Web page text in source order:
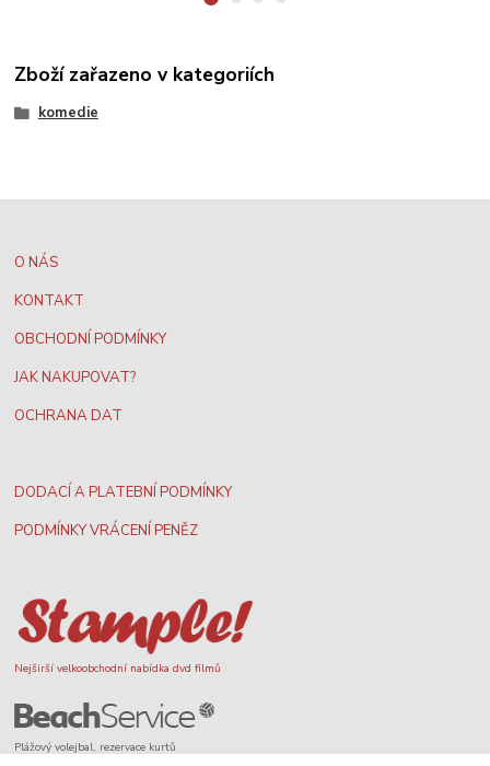
Zboží zařazeno v kategoriích
komedie
O NÁS
KONTAKT
OBCHODNÍ PODMÍNKY
JAK NAKUPOVAT?
OCHRANA DAT
DODACÍ A PLATEBNÍ PODMÍNKY
PODMÍNKY VRÁCENÍ PENĚZ
Nejširší velkoobchodní nabídka dvd filmů
Plážový volejbal, rezervace kurtů